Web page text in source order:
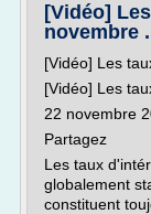
[Vidéo]
novembre
[Vidéo] Les
[Vidéo] Les
22 novembre
Partagez
Les taux
globalement
constituent